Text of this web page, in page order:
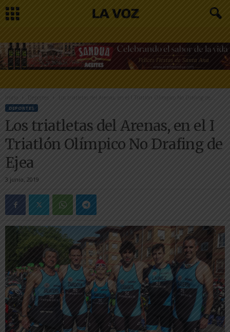
Inicio Los triatletas del Arenas, en el I Triatlón Olímpico No Drafing de...
DEPORTES
Los triatletas del Arenas, en el I
Triatlón Olímpico No Drafing de
Ejea
3 junio, 2019